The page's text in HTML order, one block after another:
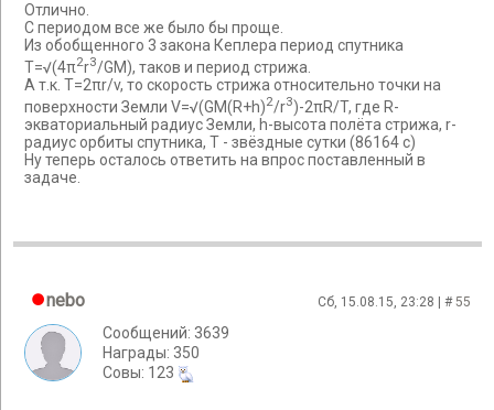
Отлично.
С периодом все же было бы проще.
Из обобщенного 3 закона Кеплера период спутника
Т=√(4π2r3/GM), таков и период стрижа.
А т.к. Т=2πr/v, то скорость стрижа относительно точки на
поверхности Земли V=√(GM(R+h)2/r3)-2πR/T, где R-
экваториальный радиус Земли, h-высота полёта стрижа, r-
радиус орбиты спутника, T - звёздные сутки (86164 с)
Ну теперь осталось ответить на впрос поставленный в
задаче.
nebo Сб, 15.08.15, 23:28 | #55
Сообщений: 3639
Награды: 350
Cовы: 123